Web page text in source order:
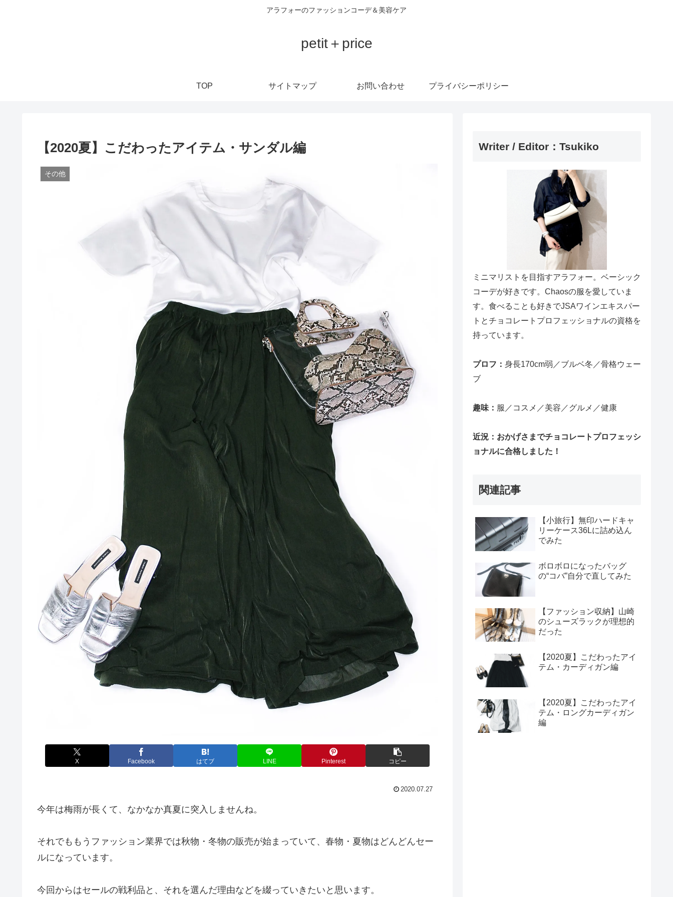
アラフォーのファッションコーデ＆美容ケア
petit＋price
TOP サイトマップ お問い合わせ プライバシーポリシー
【2020夏】こだわったアイテム・サンダル編
その他
X Facebook はてブ LINE Pinterest コピー
2020.07.27
今年は梅雨が長くて、なかなか真夏に突入しませんね。
それでももうファッション業界では秋物・冬物の販売が始まっていて、春物・夏物はどんどんセー
ルになっています。
今回からはセールの戦利品と、それを選んだ理由などを綴っていきたいと思います。
Writer / Editor：Tsukiko
ミニマリストを目指すアラフォー。ベーシック
コーデが好きです。Chaosの服を愛していま
す。食べることも好きでJSAワインエキスパー
トとチョコレートプロフェッショナルの資格を
持っています。
プロフ： 身長170cm弱／ブルベ冬／骨格ウェー
ブ
趣味： 服／コスメ／美容／グルメ／健康
近況：おかげさまでチョコレートプロフェッシ
ョナルに合格しました！
関連記事
【小旅行】無印ハードキャ
リーケース36Lに詰め込ん
でみた
ボロボロになったバッグ
の“コバ”自分で直してみた
【ファッション収納】山崎
のシューズラックが理想的
だった
【2020夏】こだわったアイ
テム・カーディガン編
【2020夏】こだわったアイ
テム・ロングカーディガン
編